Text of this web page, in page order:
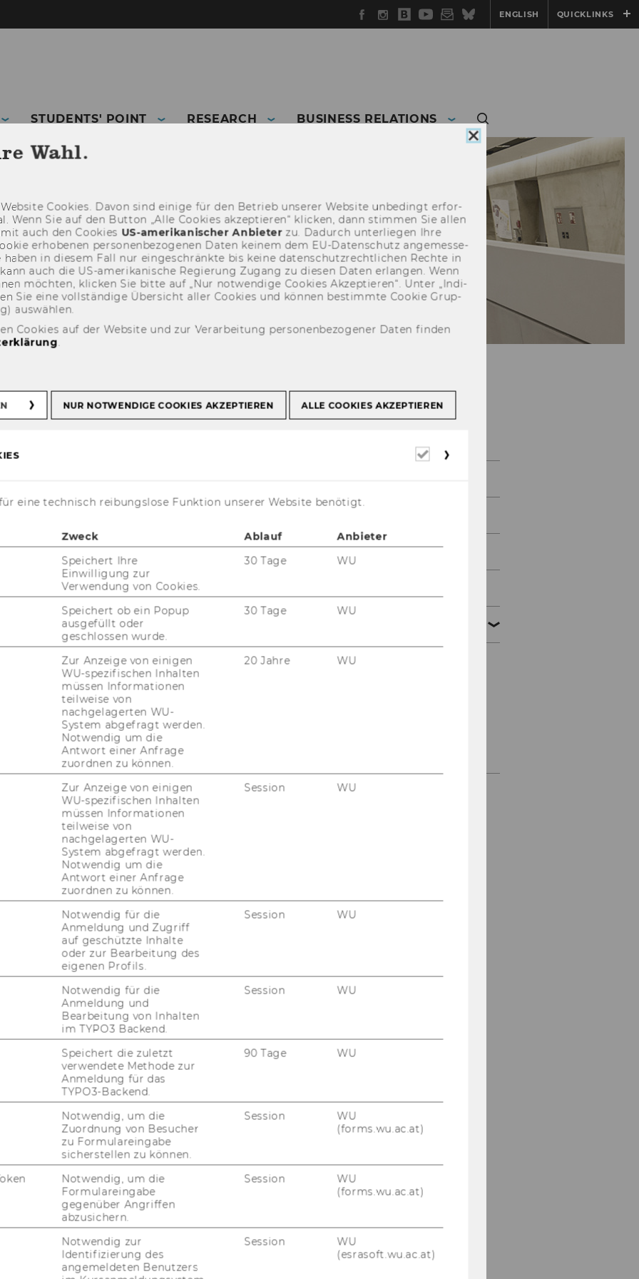
Facebook
Instagram
WU
Blog
YouTube
Newsletter
BlueskyENGLISH QUICKLINKS
STUDENTS' POINT RESEARCH BUSINESS RELATIONS
Er­pro­bung un­se­rer For­schung sind
mit un­se­ren Pra­xis­part­nern an­ge­wie­
& Cus­to­mer Ana­ly­tics ver­bin­det lang­jäh­ri­
an­ge­wand­ter Forschungs-​ und Be­
bei quan­ti­ta­ti­ven For­
Fokus auf neu­es­te Tech­no­lo­gien.
bie­ten wir eine Reihe von Mög­lich­kei­ten
Marketing-​Maßnahmenplanung zu un­
und Pro­jekt­sta­tus ste­hen un­ter­
Ver­fü­gung.
bie­ten einen un­kom­pli­zier­ten Ein­
Ge­mein­sam mit un­se­rem Team
de­fi­niert, die dar­auf­hin
im Rah­men einer fi­nan­zi­ell un­ter­
be­ar­bei­tet wird.
die Mög­lich­keit, ihre Um­set­zungs­kom­pe­
Pra­xis­part­ner be­steht die Chan­ce, eine
Lö­sungs­per­spek­ti­ve für ein von
bzw. Ma­nage­ment­pro­blem zu er­hal­ten.
be­steht im Rah­men von stu­den­ti­
hier wer­den ge­mein­sam mit un­se­rem
de­fi­niert, die an­schlie­ßend von
im Rah­men eines Ver­tie­fungs­kur­ses
be­ar­bei­tet wer­den. So­wohl Stu­die­ren­de
sehr zu schät­zen, sich ein Se­mes­ter
Pro­blem­feld aus der Marketing-​Praxis
Pro­jekt­ab­schluss er­mög­li­chen
direkte Kontaktaufnahme mit
Studiengänge.
und
Marketing &
Students' Point
Cookie
Consent
schließen
Wahl.
Coo­kies. Davon sind ei­ni­ge für den Be­trieb un­se­rer Web­site un­be­dingt er­for­
Wenn Sie auf den But­ton „Alle Coo­kies ak­zep­tie­ren“ kli­cken, dann stim­men Sie allen
auch den Coo­kies US-​amerikanischer An­bie­terzu. Da­durch un­ter­lie­gen Ihre
er­ho­be­nen per­so­nen­be­zo­ge­nen Daten kei­nem dem EU-​Datenschutz an­ge­mes­se­
haben in die­sem Fall nur ein­ge­schränk­te bis keine da­ten­schutz­recht­li­chen Rech­te in
auch die US-​amerikanische Re­gie­rung Zu­gang zu die­sen Daten er­lan­gen. Wenn
möch­ten, kli­cken Sie bitte auf „Nur not­wen­di­ge Coo­kies Ak­zep­tie­ren“. Unter „In­di­
Sie eine voll­stän­di­ge Über­sicht aller Coo­kies und kön­nen be­stimm­te Coo­kie Grup­
aus­wäh­len.
Cookies auf der Website und zur Verarbeitung personenbezogener Daten finden
.
NUR NOTWENDIGE COOKIES AKZEPTIEREN ALLE COOKIES AKZEPTIEREN
Erforderliche
eine technisch reibungslose Funktion unserer Website benötigt.
Zweck Ablauf
Anbieter
Speichert Ihre
Einwilligung zur
Verwendung von Cookies.
30 Tage WU
Speichert ob ein Popup
ausgefüllt oder
geschlossen wurde.
30 Tage WU
Zur Anzeige von einigen
WU-spezifischen Inhalten
müssen Informationen
teilweise von
nachgelagerten WU-
System abgefragt werden.
Notwendig um die
Antwort einer Anfrage
zuordnen zu können.
20 Jahre WU
Zur Anzeige von einigen
WU-spezifischen Inhalten
müssen Informationen
teilweise von
nachgelagerten WU-
System abgefragt werden.
Notwendig um die
Antwort einer Anfrage
zuordnen zu können.
Session WU
Notwendig für die
Anmeldung und Zugriff
auf geschützte Inhalte
oder zur Bearbeitung des
eigenen Profils.
Session WU
Notwendig für die
Anmeldung und
Bearbeitung von Inhalten
im TYPO3 Backend.
Session WU
Speichert die zuletzt
verwendete Methode zur
Anmeldung für das
TYPO3-Backend.
90 Tage WU
Notwendig, um die
Zuordnung von Besucher
zu Formulareingabe
sicherstellen zu können.
Session
WU
(forms.wu.ac.at)
Notwendig, um die
Formulareingabe
gegenüber Angriffen
abzusichern.
Session
WU
(forms.wu.ac.at)
Notwendig zur
Identifizierung des
angemeldeten Benutzers
Session
WU
(esrasoft.wu.ac.at)